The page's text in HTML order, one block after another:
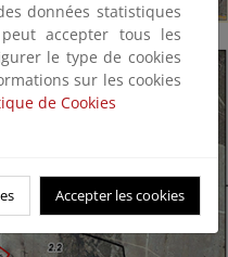
données statistiques
accepter tous les
le type de cookies
sur les cookies
de Cookies
Accepter les cookies